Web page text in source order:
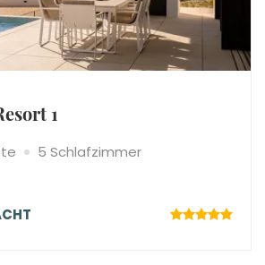
1
5 Schlafzimmer